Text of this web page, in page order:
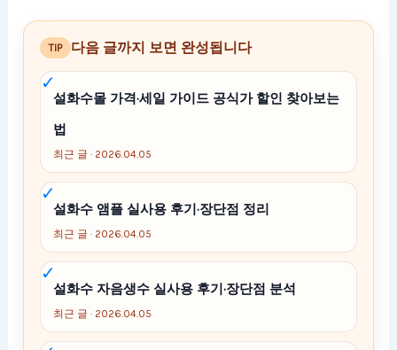
TIP 다음 글까지 보면 완성됩니다
설화수몰 가격·세일 가이드 공식가 할인 찾아보는
법
최근 글 · 2026.04.05
설화수 앰플 실사용 후기·장단점 정리
최근 글 · 2026.04.05
설화수 자음생수 실사용 후기·장단점 분석
최근 글 · 2026.04.05